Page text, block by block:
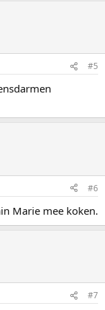
#5
#6
Marie mee koken.
#7